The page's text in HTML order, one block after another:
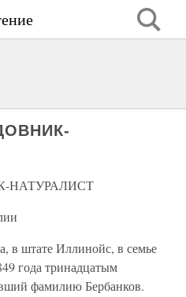
НАТУРАЛИСТ
в штате Иллинойс, в семье
года тринадцатым
фамилию Бербанков.